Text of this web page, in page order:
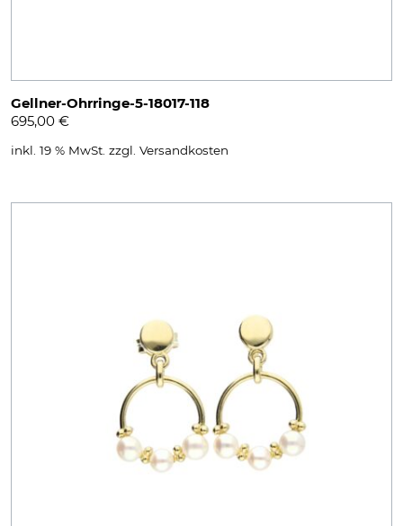
Gellner-Ohrringe-5-18017-118
695,00 €
inkl. 19 % MwSt. zzgl. Versandkosten